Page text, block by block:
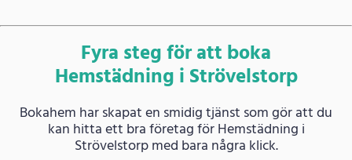
Fyra steg för att boka
Hemstädning i Strövelstorp
Bokahem har skapat en smidig tjänst som gör att du
kan hitta ett bra företag för Hemstädning i
Strövelstorp med bara några klick.